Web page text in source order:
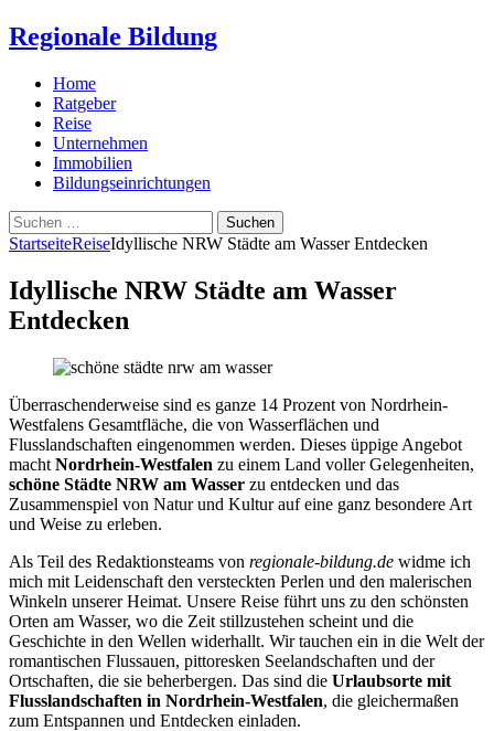
Regionale Bildung
Home
Ratgeber
Reise
Unternehmen
Immobilien
Bildungseinrichtungen
Suchen
nach:
StartseiteReiseIdyllische NRW Städte am Wasser Entdecken
Idyllische NRW Städte am Wasser
Entdecken
Überraschenderweise sind es ganze 14 Prozent von Nordrhein-
Westfalens Gesamtfläche, die von Wasserflächen und
Flusslandschaften eingenommen werden. Dieses üppige Angebot
macht Nordrhein-Westfalen zu einem Land voller Gelegenheiten,
schöne Städte NRW am Wasser zu entdecken und das
Zusammenspiel von Natur und Kultur auf eine ganz besondere Art
und Weise zu erleben.
Als Teil des Redaktionsteams von regionale-bildung.de widme ich
mich mit Leidenschaft den versteckten Perlen und den malerischen
Winkeln unserer Heimat. Unsere Reise führt uns zu den schönsten
Orten am Wasser, wo die Zeit stillzustehen scheint und die
Geschichte in den Wellen widerhallt. Wir tauchen ein in die Welt der
romantischen Flussauen, pittoresken Seelandschaften und der
Ortschaften, die sie beherbergen. Das sind die Urlaubsorte mit
Flusslandschaften in Nordrhein-Westfalen, die gleichermaßen
zum Entspannen und Entdecken einladen.